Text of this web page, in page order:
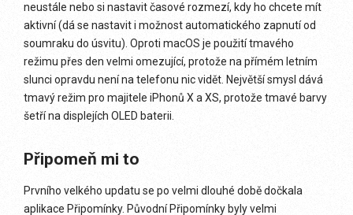
neustále nebo si nastavit časové rozmezí, kdy ho chcete mít
aktivní (dá se nastavit i možnost automatického zapnutí od
soumraku do úsvitu). Oproti macOS je použití tmavého
režimu přes den velmi omezující, protože na přímém letním
slunci opravdu není na telefonu nic vidět. Největší smysl dává
tmavý režim pro majitele iPhonů X a XS, protože tmavé barvy
šetří na displejích OLED baterii.
Připomeň mi to
Prvního velkého updatu se po velmi dlouhé době dočkala
aplikace Připomínky. Původní Připomínky byly velmi